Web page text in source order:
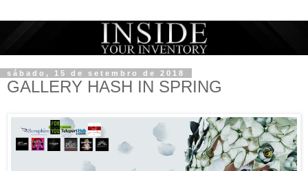
sábado, 15 de setembro de 2018
GALLERY HASH IN SPRING